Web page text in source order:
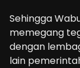
Sehingga
memegang
dengan
lain